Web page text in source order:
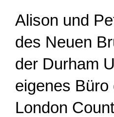
Alison und
des Neuen
der Durham
eigenes
London